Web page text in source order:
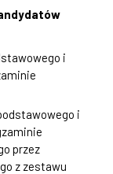
i
i
przez
z zestawu